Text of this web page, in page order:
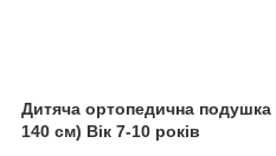
Дитяча ортопедична подушка
140 см) Вік 7-10 років